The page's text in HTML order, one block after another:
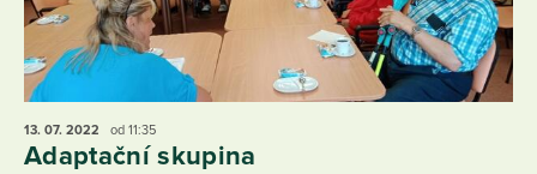
13. 07. 2022 od 11:35
Adaptační skupina